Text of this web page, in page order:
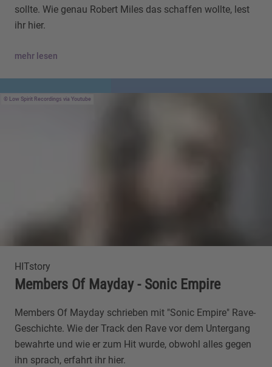
sollte. Wie genau Robert Miles das schaffen wollte, lest
ihr hier.
mehr lesen
Low Spirit Recordings via Youtube
HITstory
Members Of Mayday - Sonic Empire
Members Of Mayday schrieben mit "Sonic Empire" Rave-
Geschichte. Wie der Track den Rave vor dem Untergang
bewahrte und wie er zum Hit wurde, obwohl alles gegen
ihn sprach, erfahrt ihr hier.